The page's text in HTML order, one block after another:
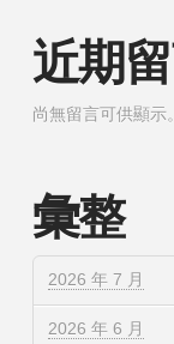
近期
尚無留言可供顯示。
彙整
2026 年 7 月
2026 年 6 月